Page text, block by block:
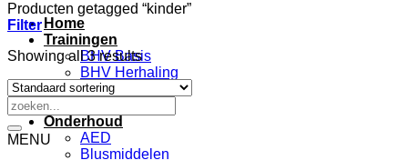
Home
Trainingen
BHV Basis
BHV Herhaling
EHBO
Onderhoud
AED
Blusmiddelen
Producten getagged “kinder”
Filter
Showing all 3 results
Zoeken
naar:
MENU